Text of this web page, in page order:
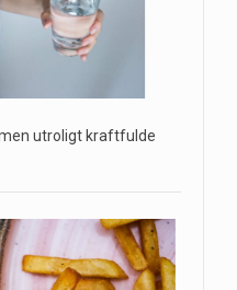
utroligt kraftfulde